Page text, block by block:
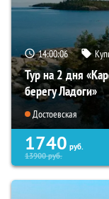
14:00:05
Тур на 2 дня
берегу Ладоги»
Достоевская
1740 руб.
13900руб.